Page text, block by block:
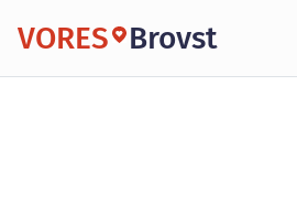
VORES Brovst